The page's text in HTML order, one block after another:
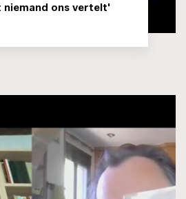
niemand ons vertelt'